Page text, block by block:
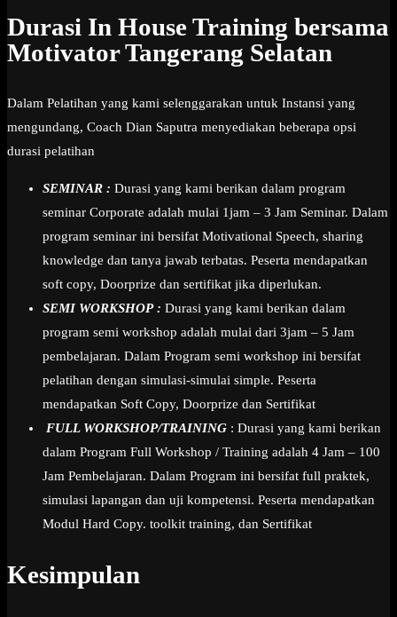
Durasi In House Training bersama
Motivator Tangerang Selatan
Dalam Pelatihan yang kami selenggarakan untuk Instansi yang
mengundang, Coach Dian Saputra menyediakan beberapa opsi
durasi pelatihan
SEMINAR : Durasi yang kami berikan dalam program
seminar Corporate adalah mulai 1jam – 3 Jam Seminar. Dalam
program seminar ini bersifat Motivational Speech, sharing
knowledge dan tanya jawab terbatas. Peserta mendapatkan
soft copy, Doorprize dan sertifikat jika diperlukan.
SEMI WORKSHOP : Durasi yang kami berikan dalam
program semi workshop adalah mulai dari 3jam – 5 Jam
pembelajaran. Dalam Program semi workshop ini bersifat
pelatihan dengan simulasi-simulai simple. Peserta
mendapatkan Soft Copy, Doorprize dan Sertifikat
FULL WORKSHOP/TRAINING : Durasi yang kami berikan
dalam Program Full Workshop / Training adalah 4 Jam – 100
Jam Pembelajaran. Dalam Program ini bersifat full praktek,
simulasi lapangan dan uji kompetensi. Peserta mendapatkan
Modul Hard Copy. toolkit training, dan Sertifikat
Kesimpulan